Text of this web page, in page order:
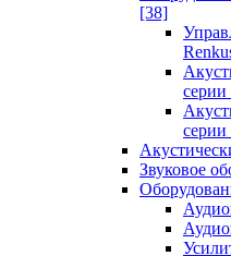
[38]
серии
серии
Звуковое